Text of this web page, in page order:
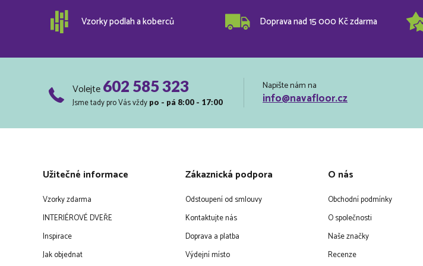
Vzorky podlah a koberců Doprava nad 15 000 Kč zdarma
Volejte602 585 323
Jsme tady pro Vás vždy po - pá 8:00 - 17:00
Napište nám na
info@navafloor.cz
Užitečné informace
Vzorky zdarma
INTERIÉROVÉ DVEŘE
Inspirace
Jak objednat
Zákaznická podpora
Odstoupení od smlouvy
Kontaktujte nás
Doprava a platba
Výdejní místo
O nás
Obchodní podmínky
O společnosti
Naše značky
Recenze